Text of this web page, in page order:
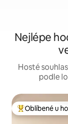
Nejlépe
Hosté
podle
Nejlepší v
Oblíbené u